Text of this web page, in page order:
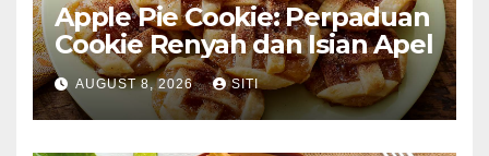
Apple Pie Cookie: Perpaduan
Cookie Renyah dan Isian Apel
AUGUST 8, 2026 SITI